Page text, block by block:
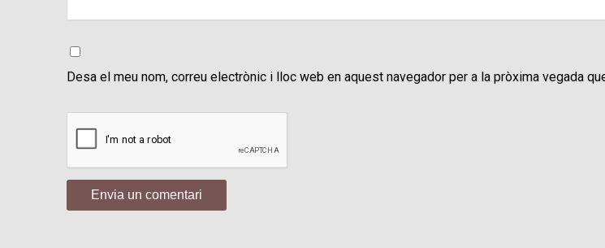
Desa el meu nom, correu electrònic i lloc web en aquest navegador per a la pròxima vegada